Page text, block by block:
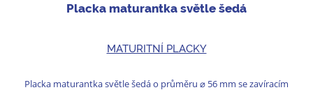
Placka maturantka světle šedá
MATURITNÍ PLACKY
Placka maturantka světle šedá o průměru ⌀ 56 mm se zavíracím